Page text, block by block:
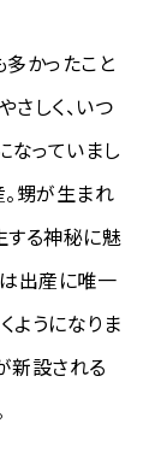
かったこと
しく、いつ
なっていまし
甥が生まれ
する神秘に魅
は出産に唯一
ようになりま
新設される